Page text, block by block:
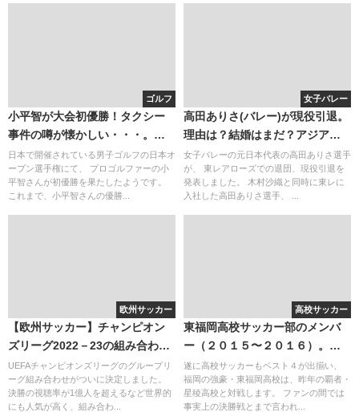
ゴルフ
小平智が大会初優勝！タクシー
事件の噂が懐かしい・・・。彼
女の古閑美保との結婚は？
日本で開催されている男子ゴルフの日本オ
ープン選手権にて、 プロゴルファーの小
平智さんが初優勝を果たしたようです。
これまで、小平智さんの優勝...
女子バレー
高田ありさ(バレー)が現役引退。
理由は？結婚はまだ？アジアン
ビューティーのモデルは別人
女子バレーの元日本代表の高田ありさ選手
が、 東レアローズでの退団、現役引退を
発表しました。 木村沙織と同時に東レに
入社した高田ありさ選手、 ...
欧州サッカー
【欧州サッカー】チャンピオン
ズリーグ2022－23の組み合わせ
決定！
UEFAチャンピオンズリーグのグループリ
ーグ組み合わせがついに決定しました。
決勝の視聴率が1億人を超えるなど世界的
にも人気が高く、組み合わ...
高校サッカー
東福岡高校サッカー部のメンバ
ー（２０１５〜２０１６）。出
身中学・クラブは福岡が多い。
三宅選手への注目
遂に高校サッカーもベスト４が出揃い、
福岡の強豪・東福岡高校は、昨年の覇者・
星稜高校と対戦します。 ファンの間では
事実上の決勝戦とまで言われ...